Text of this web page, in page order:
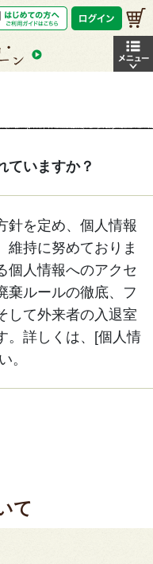
ていますか？
針を定め、個人情報
維持に努めておりま
個人情報へのアクセ
棄ルールの徹底、フ
して外来者の入退室
。詳しくは、[個人情
。
て